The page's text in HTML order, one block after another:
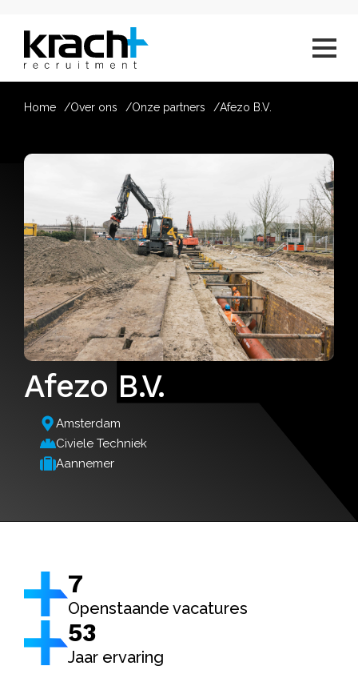
Home Over ons Onze partners Afezo B.V.
Afezo B.V.
Amsterdam
Civiele Techniek
Aannemer
7
Openstaande vacatures
53
Jaar ervaring